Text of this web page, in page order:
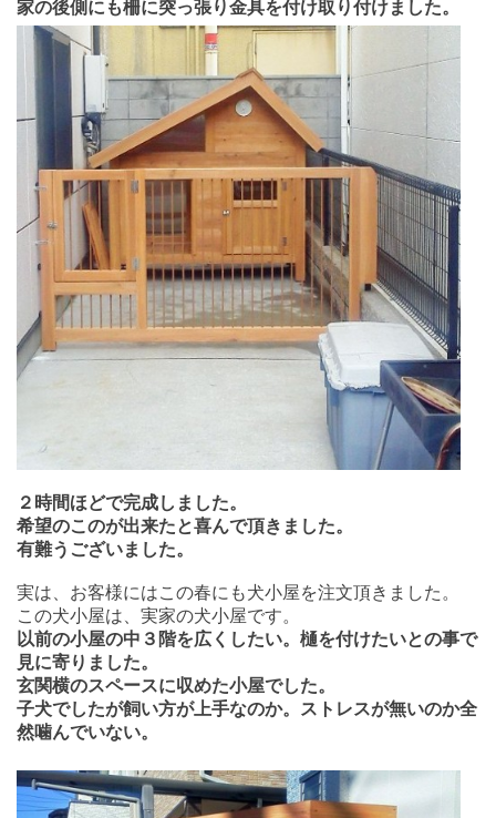
家の後側にも柵に突っ張り金具を付け取り付けました。
２時間ほどで完成しました。
希望のこのが出来たと喜んで頂きました。
有難うございました。
実は、お客様にはこの春にも犬小屋を注文頂きました。
この犬小屋は、実家の犬小屋です。
以前の小屋の中３階を広くしたい。樋を付けたいとの事で
見に寄りました。
玄関横のスペースに収めた小屋でした。
子犬でしたが飼い方が上手なのか。ストレスが無いのか全
然噛んでいない。